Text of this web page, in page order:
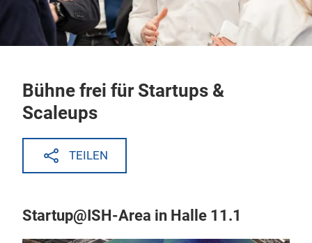
Bühne frei für Startups &
Scaleups
TEILEN
Startup@ISH-Area in Halle 11.1